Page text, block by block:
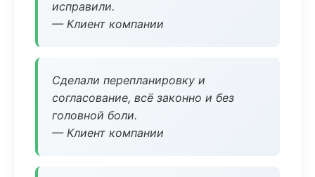
исправили.
— Клиент компании
Сделали перепланировку и
согласование, всё законно и без
головной боли.
— Клиент компании